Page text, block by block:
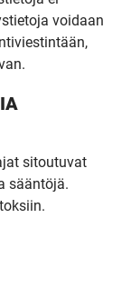
voidaan
sitoutuvat
sääntöjä.